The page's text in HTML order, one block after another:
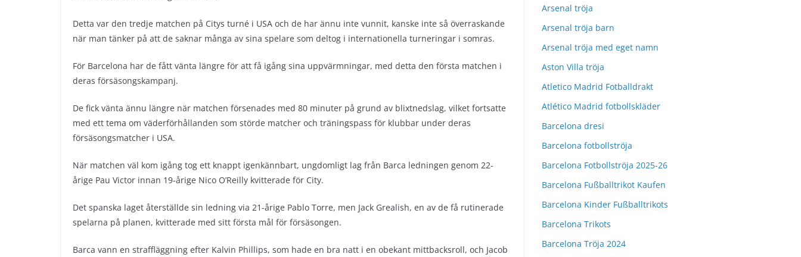
Detta var den tredje matchen på Citys turné i USA och de har ännu inte vunnit, kanske inte så överraskande
när man tänker på att de saknar många av sina spelare som deltog i internationella turneringar i somras.
För Barcelona har de fått vänta längre för att få igång sina uppvärmningar, med detta den första matchen i
deras försäsongskampanj.
De fick vänta ännu längre när matchen försenades med 80 minuter på grund av blixtnedslag, vilket fortsatte
med ett tema om väderförhållanden som störde matcher och träningspass för klubbar under deras
försäsongsmatcher i USA.
När matchen väl kom igång tog ett knappt igenkännbart, ungdomligt lag från Barca ledningen genom 22-
årige Pau Victor innan 19-årige Nico O’Reilly kvitterade för City.
Det spanska laget återställde sin ledning via 21-årige Pablo Torre, men Jack Grealish, en av de få rutinerade
spelarna på planen, kvitterade med sitt första mål för försäsongen.
Barca vann en straffläggning efter Kalvin Phillips, som hade en bra natt i en obekant mittbacksroll, och Jacob
Arsenal tröja
Arsenal tröja barn
Arsenal tröja med eget namn
Aston Villa tröja
Atletico Madrid Fotballdrakt
Atlético Madrid fotbollskläder
Barcelona dresi
Barcelona fotbollströja
Barcelona Fotbollströja 2025-26
Barcelona Fußballtrikot Kaufen
Barcelona Kinder Fußballtrikots
Barcelona Trikots
Barcelona Tröja 2024